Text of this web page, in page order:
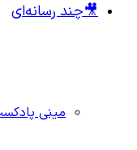
🎥چند رسانه‌ای
مینی پادکست